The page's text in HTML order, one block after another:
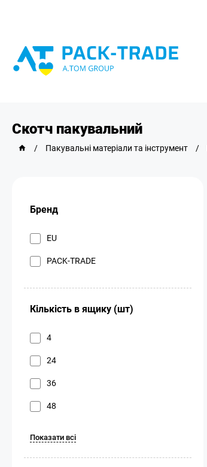
Скотч пакувальний
/ Пакувальні матеріали та інструмент /
Бренд
EU
PACK-TRADE
Кількість в ящику (шт)
4
24
36
48
Показати всі